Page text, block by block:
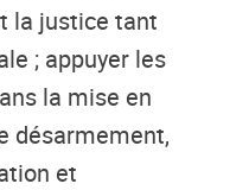
la justice tant
; appuyer les
la mise en
désarmement,
et